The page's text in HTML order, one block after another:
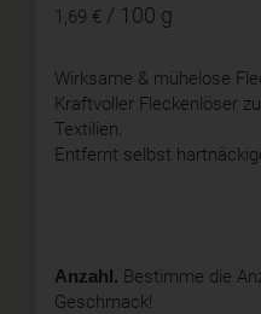
1,69 € / 100 g
Wirksame & mühelose
Kraftvoller Fleckenlöser
Textilien.
Entfernt selbst
Anzahl. Bestimme die
Geschmack!